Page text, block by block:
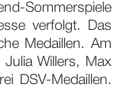
Sommerspiele
verfolgt. Das
Medaillen. Am
Willers, Max
DSV-Medaillen.